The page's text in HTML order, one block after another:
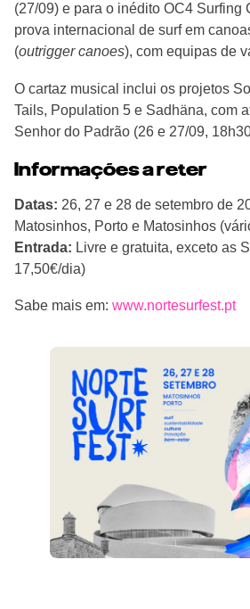
(27/09) e para o inédito OC4 Surfing
prova internacional de surf em
(outrigger canoes), com equipas de
O cartaz musical inclui os projetos
Tails, Population 5 e Sadhäna, com
Senhor do Padrão (26 e 27/09,
Informações a reter
Datas: 26, 27 e 28 de setembro de
Matosinhos, Porto e Matosinhos
Entrada: Livre e gratuita, exceto as
17,50€/dia)
Sabe mais em: www.nortesurfest.pt